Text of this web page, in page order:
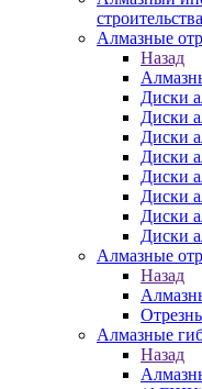
строительства
Алмазные
Назад
Диски
Диски
Диски
Диски
Диски
Диски
Диски
Диски
Алмазные
Назад
Алмазные
Назад